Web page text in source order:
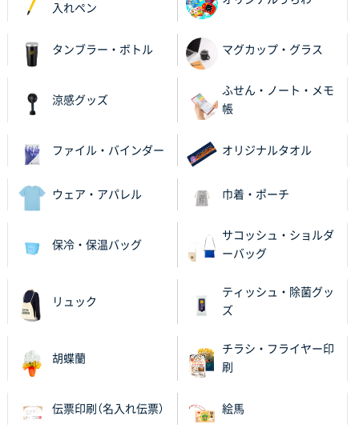
入れペン
タンブラー・ボトル マグカップ・グラス
涼感グッズ
ふせん・ノート・メモ
帳
ファイル・バインダー オリジナルタオル
ウェア・アパレル 巾着・ポーチ
保冷・保温バッグ
サコッシュ・ショルダ
ーバッグ
リュック
ティッシュ・除菌グッ
ズ
胡蝶蘭
チラシ・フライヤー印
刷
伝票印刷（名入れ伝票） 絵馬